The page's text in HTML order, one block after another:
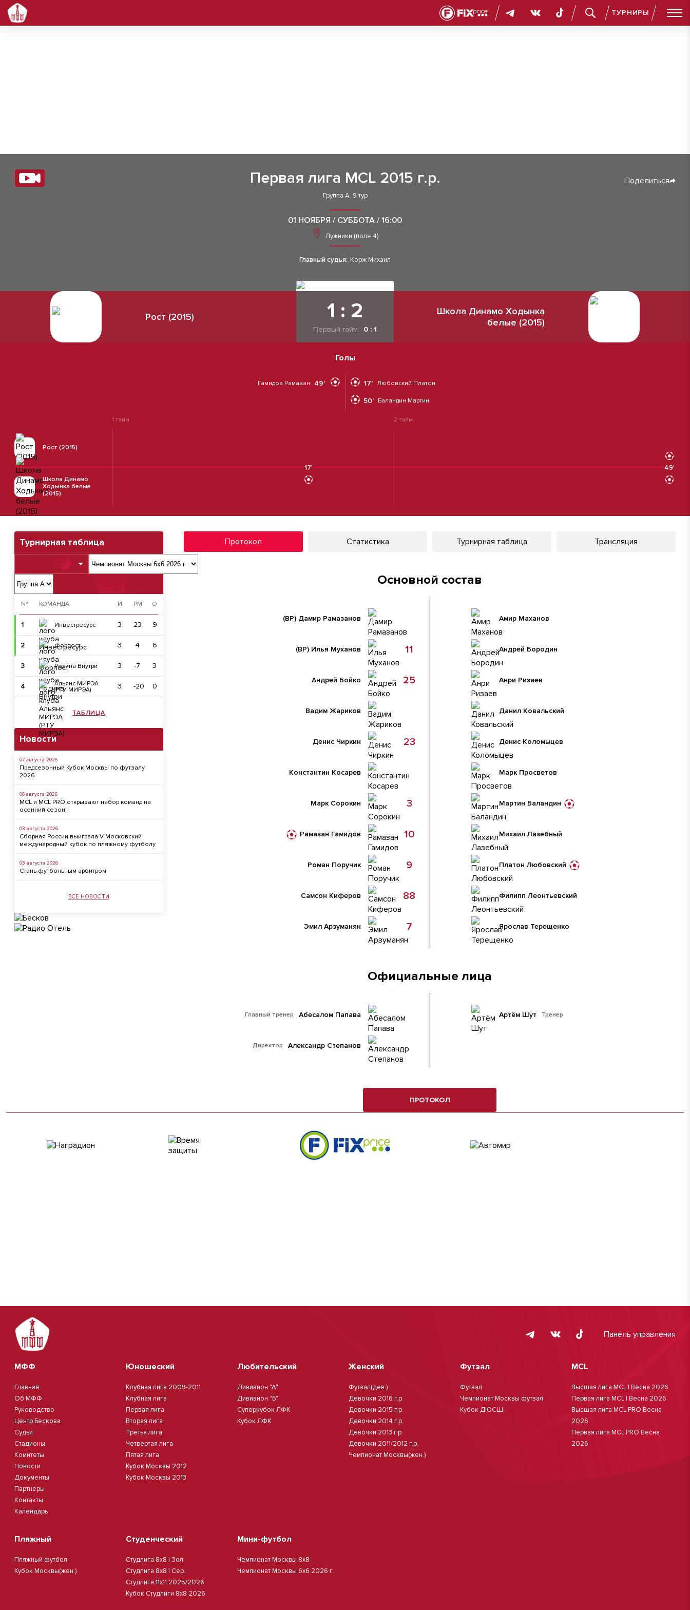
ТУРНИРЫ
Первая лига MCL 2015 г.р. Поделиться
Группа А. 9 тур
01 НОЯБРЯ / СУББОТА / 16:00
Лужники (поле 4)
Главный судья: Корж Михаил
Рост (2015) 1 : 2
Первый тайм: 0 : 1
Школа Динамо Ходынка
белые (2015)
Голы
Гамидов Рамазан 49' Любовский Платон
17'
Баландин Мартин
50'
Рост (2015)
1 тайм 2 тайм
17' 49'
49'
Школа Динамо
Ходынка белые
(2015)
Турнирная таблица
№ КОМАНДА И РМ О
1 Инвестресурс 3 23 9
2 Форпост 3 4 6
3 Родина Внутри 3 -7 3
4
Альянс МИРЭА
(РТУ МИРЭА)
3 -20 0
ТАБЛИЦА
Новости
07 августа 2026
Предсезонный Кубок Москвы по футзалу
2026
06 августа 2026
MCL и MCL PRO открывают набор команд на
осенний сезон!
03 августа 2026
Сборная России выиграла V Московский
международный кубок по пляжному футболу
03 августа 2026
Стань футбольным арбитром
ВСЕ НОВОСТИ
Протокол Статистика Турнирная таблица Трансляция
Основной состав
Дамир Рамазанов
(ВР)
Илья Муханов
(ВР) 11
Андрей Бойко 25
Вадим Жариков
Денис Чиркин 23
Константин Косарев
Марк Сорокин 3
Рамазан Гамидов 10
Роман Поручик 9
Самсон Киферов 88
Эмил Арзуманян 7
Амир Маханов
Андрей Бородин
Анри Ризаев
Данил Ковальский
Денис Коломыцев
Марк Просветов
Мартин Баландин
Михаил Лазебный
Платон Любовский
Филипп Леонтьевский
Ярослав Терещенко
Официальные лица
Главный тренер Абесалом Папава
Директор Александр Степанов
Тренер
Артём Шут
ПРОТОКОЛ
Панель управления
МФФ
Главная
Об МФФ
Руководство
Центр Бескова
Судьи
Стадионы
Комитеты
Новости
Документы
Партнеры
Контакты
Календарь
Юношеский
Клубная лига 2009-2011
Клубная лига
Первая лига
Вторая лига
Третья лига
Четвертая лига
Пятая лига
Кубок Москвы 2012
Кубок Москвы 2013
Любительский
Дивизион "А"
Дивизион "Б"
Суперкубок ЛФК
Кубок ЛФК
Женский
Футзал(дев.)
Девочки 2016 г.р.
Девочки 2015 г.р.
Девочки 2014 г.р.
Девочки 2013 г.р.
Девочки 2011/2012 г.р.
Чемпионат Москвы(жен.)
Футзал
Футзал
Чемпионат Москвы футзал
Кубок ДЮСШ
MCL
Высшая лига MCL | Весна 2026
Первая лига MCL | Весна 2026
Высшая лига MCL PRO Весна
2026
Первая лига MCL PRO Весна
2026
Пляжный
Пляжный футбол
Кубок Москвы(жен.)
Студенческий
Студлига 8х8 | Зол.
Студлига 8х8 | Сер.
Студлига 11х11 2025/2026
Кубок Студлиги 8х8 2026
Мини-футбол
Чемпионат Москвы 8х8
Чемпионат Москвы 6х6 2026 г.